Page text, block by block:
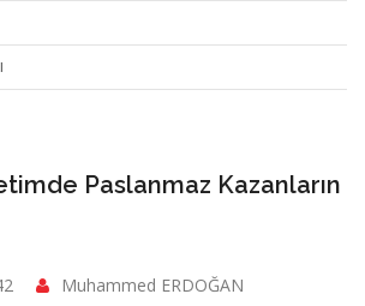
Paslanmaz Kazanların
Muhammed ERDOĞAN